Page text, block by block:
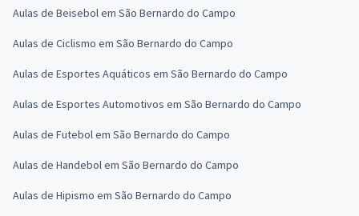
Aulas de Beisebol em São Bernardo do Campo
Aulas de Ciclismo em São Bernardo do Campo
Aulas de Esportes Aquáticos em São Bernardo do Campo
Aulas de Esportes Automotivos em São Bernardo do Campo
Aulas de Futebol em São Bernardo do Campo
Aulas de Handebol em São Bernardo do Campo
Aulas de Hipismo em São Bernardo do Campo